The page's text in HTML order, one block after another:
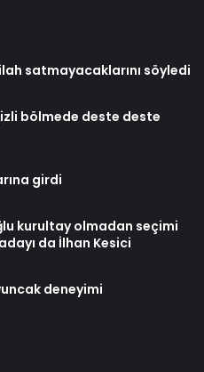
satmayacaklarını söyledi
bölmede deste deste
girdi
kurultay olmadan seçimi
da İlhan Kesici
deneyimi